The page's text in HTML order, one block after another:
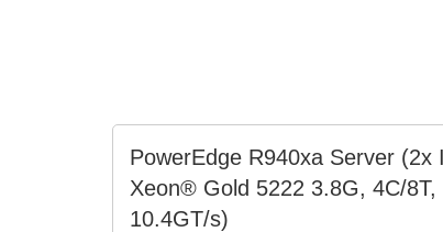
PowerEdge R940xa Server (2x
Xeon® Gold 5222 3.8G, 4C/8T,
10.4GT/s)